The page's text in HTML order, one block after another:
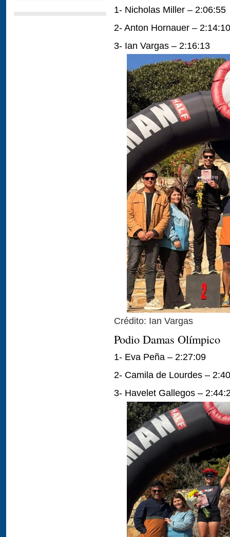
1- Nicholas Miller – 2:06:55
2- Anton Hornauer – 2:14:10
3- Ian Vargas – 2:16:13
Crédito: Ian Vargas
Podio Damas Olímpico
1- Eva Peña – 2:27:09
2- Camila de Lourdes –
3- Havelet Gallegos –